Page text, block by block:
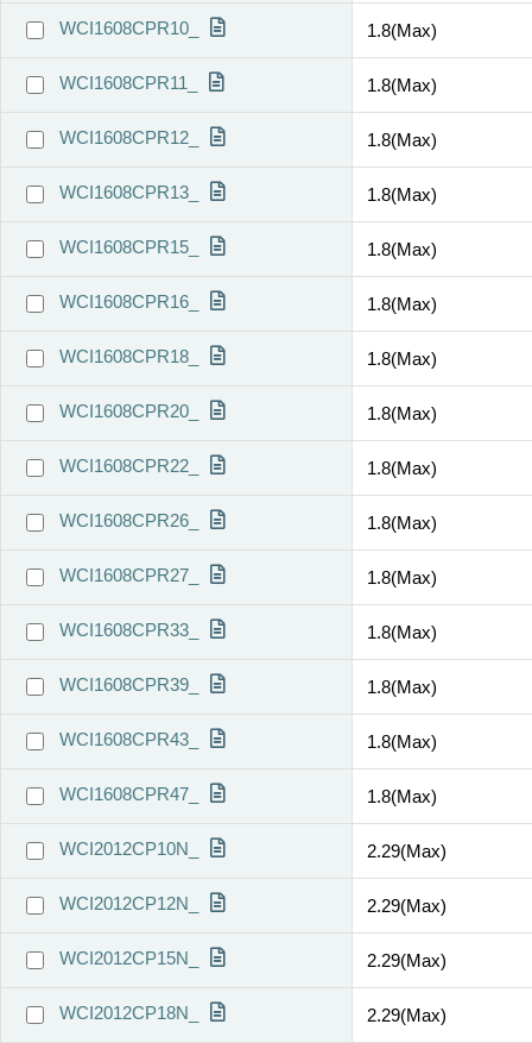
WCI1608CPR10_ 1.8(Max)
WCI1608CPR11_ 1.8(Max)
WCI1608CPR12_ 1.8(Max)
WCI1608CPR13_ 1.8(Max)
WCI1608CPR15_ 1.8(Max)
WCI1608CPR16_ 1.8(Max)
WCI1608CPR18_ 1.8(Max)
WCI1608CPR20_ 1.8(Max)
WCI1608CPR22_ 1.8(Max)
WCI1608CPR26_ 1.8(Max)
WCI1608CPR27_ 1.8(Max)
WCI1608CPR33_ 1.8(Max)
WCI1608CPR39_ 1.8(Max)
WCI1608CPR43_ 1.8(Max)
WCI1608CPR47_ 1.8(Max)
WCI2012CP10N_ 2.29(Max)
WCI2012CP12N_ 2.29(Max)
WCI2012CP15N_ 2.29(Max)
WCI2012CP18N_ 2.29(Max)